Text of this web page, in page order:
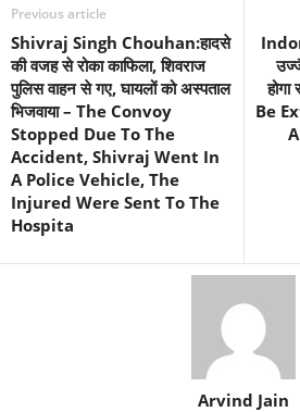
Previous article
Shivraj Singh Chouhan:हादसे
की वजह से रोका काफिला, शिवराज
पुलिस वाहन से गए, घायलों को अस्पताल
भिजवाया – The Convoy
Stopped Due To The
Accident, Shivraj Went In
A Police Vehicle, The
Injured Were Sent To The
Hospita
Be
Arvind Jain